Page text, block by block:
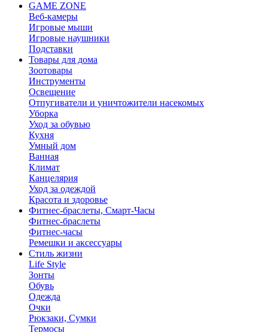
GAME ZONE
Веб-камеры
Игровые мыши
Игровые наушники
Подставки
Товары для дома
Зоотовары
Инструменты
Освещение
Отпугиватели и уничтожители насекомых
Уборка
Уход за обувью
Кухня
Умный дом
Ванная
Климат
Канцелярия
Уход за одеждой
Красота и здоровье
Фитнес-браслеты, Смарт-Часы
Фитнес-браслеты
Фитнес-часы
Ремешки и аксессуары
Стиль жизни
Life Style
Зонты
Обувь
Одежда
Очки
Рюкзаки, Сумки
Термосы